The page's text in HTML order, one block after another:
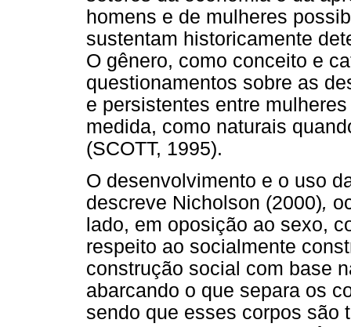
homens e de mulheres
sustentam historicamente
O gênero, como conceito e
questionamentos sobre as
e persistentes entre
medida, como naturais
(SCOTT, 1995).
O desenvolvimento e o uso
descreve Nicholson (2000),
lado, em oposição ao sexo,
respeito ao socialmente
construção social com base
abarcando o que separa os
sendo que esses corpos são